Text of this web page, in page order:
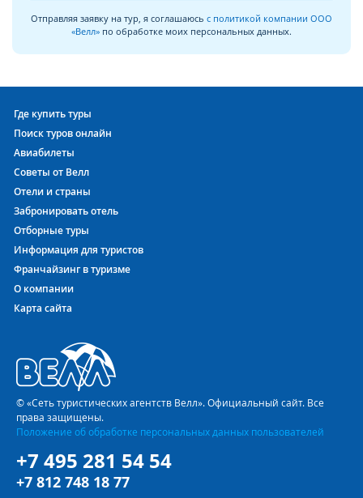
Отправляя заявку на тур, я соглашаюсь с политикой компании ООО
«Велл» по обработке моих персональных данных.
Где купить туры
Поиск туров онлайн
Авиабилеты
Советы от Велл
Отели и страны
Забронировать отель
Отборные туры
Информация для туристов
Франчайзинг в туризме
О компании
Карта сайта
© «Сеть туристических агентств Велл». Официальный сайт. Все
права защищены.
Положение об обработке персональных данных пользователей
+7 495 281 54 54
+7 812 748 18 77